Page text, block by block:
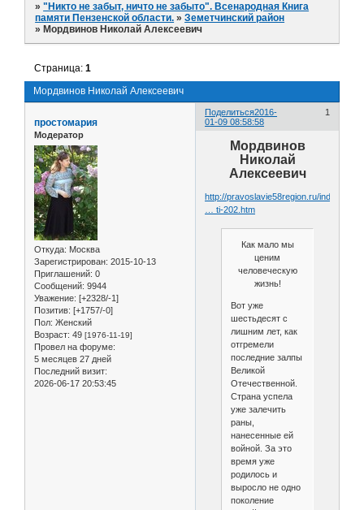
»"Никто не забыт, ничто не забыто". Всенародная Книга
памяти Пензенской области. »Земетчинский район
» Мордвинов Николай Алексеевич
Мордвинов Николай Алексеевич
Страница:1
Поделиться 1
2016-
01-09 08:58:58
простомария
Модератор
Откуда: Москва
Зарегистрирован: 2015-10-13
Приглашений: 0
Сообщений: 9944
Уважение: [+2328/-1]
Позитив: [+1757/-0]
Пол: Женский
Возраст: 49 [1976-11-19]
Провел на форуме:
5 месяцев 27 дней
Последний визит:
2026-06-17 20:53:45
Мордвинов
Николай
Алексеевич
http://pravoslavie58region.ru/index.php
… ti-202.htm
Как мало мы
ценим
человеческую
жизнь!
Вот уже
шестьдесят с
лишним лет, как
отгремели
последние залпы
Великой
Отечественной.
Страна успела
уже залечить
раны,
нанесенные ей
войной. За это
время уже
родилось и
выросло не одно
поколение